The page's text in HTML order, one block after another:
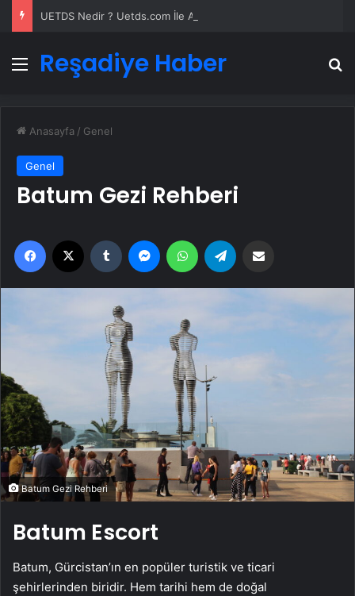
Menü
Reşadiye Haber
Anasayfa / Genel
Genel
Batum Gezi Rehberi
Facebook Tumblr MessengerWhatsApp
Batum Gezi Rehberi
Batum Escort
Batum, Gürcistan’ın en popüler turistik ve ticari
şehirlerinden biridir. Hem tarihi hem de doğal